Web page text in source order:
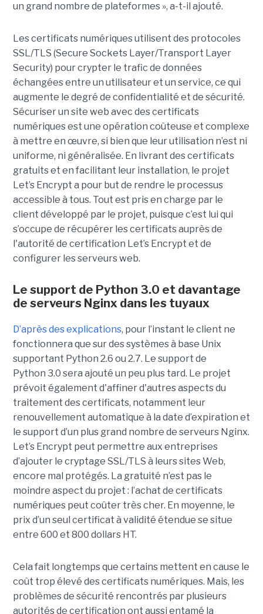
un grand nombre de plateformes », a-t-il ajouté.
Les certificats numériques utilisent des protocoles
SSL/TLS (Secure Sockets Layer/Transport Layer
Security) pour crypter le trafic de données
échangées entre un utilisateur et un service, ce qui
augmente le degré de confidentialité et de sécurité.
Sécuriser un site web avec des certificats
numériques est une opération coûteuse et complexe
à mettre en œuvre, si bien que leur utilisation n’est ni
uniforme, ni généralisée. En livrant des certificats
gratuits et en facilitant leur installation, le projet
Let’s Encrypt a pour but de rendre le processus
accessible à tous. Tout est pris en charge par le
client développé par le projet, puisque c’est lui qui
s’occupe de récupérer les certificats auprès de
l'autorité de certification Let’s Encrypt et de
configurer les serveurs web.
Le support de Python 3.0 et davantage
de serveurs Nginx dans les tuyaux
D’après des explications, pour l’instant le client ne
fonctionnera que sur des systèmes à base Unix
supportant Python 2.6 ou 2.7. Le support de
Python 3.0 sera ajouté un peu plus tard. Le projet
prévoit également d'affiner d'autres aspects du
traitement des certificats, notamment leur
renouvellement automatique à la date d’expiration et
le support d’un plus grand nombre de serveurs Nginx.
Let’s Encrypt peut permettre aux entreprises
d’ajouter le cryptage SSL/TLS à leurs sites Web,
encore mal protégés. La gratuité n’est pas le
moindre aspect du projet : l’achat de certificats
numériques peut coûter très cher. En moyenne, le
prix d’un seul certificat à validité étendue se situe
entre 600 et 800 dollars HT.
Cela fait longtemps que certains mettent en cause le
coût trop élevé des certificats numériques. Mais, les
problèmes de sécurité rencontrés par plusieurs
autorités de certification ont aussi entamé la